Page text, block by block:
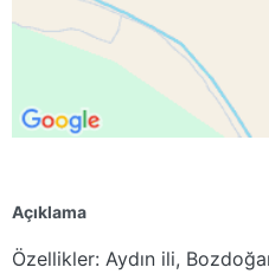
Açıklama
Özellikler: Aydın ili,